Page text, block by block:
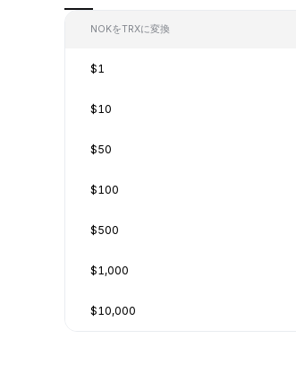
NOKをTRXに変換
$1
$10
$50
$100
$500
$1,000
$10,000